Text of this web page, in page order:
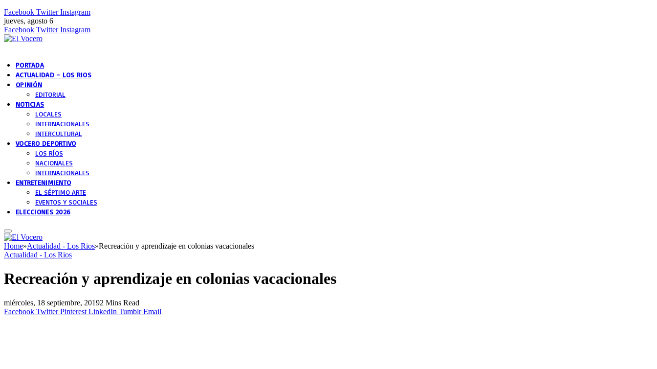
Facebook Twitter Instagram
jueves, agosto 6
Facebook Twitter Instagram
PORTADA
ACTUALIDAD – LOS RIOS
OPINIÓN
EDITORIAL
NOTICIAS
LOCALES
INTERNACIONALES
INTERCULTURAL
VOCERO DEPORTIVO
LOS RÍOS
NACIONALES
INTERNACIONALES
ENTRETENIMIENTO
EL SÉPTIMO ARTE
EVENTOS Y SOCIALES
ELECCIONES 2026
Home»Actualidad - Los Rios»Recreación y aprendizaje en colonias vacacionales
Actualidad - Los Rios
Recreación y aprendizaje en colonias vacacionales
miércoles, 18 septiembre, 20192 Mins Read
Facebook Twitter Pinterest LinkedIn Tumblr Email